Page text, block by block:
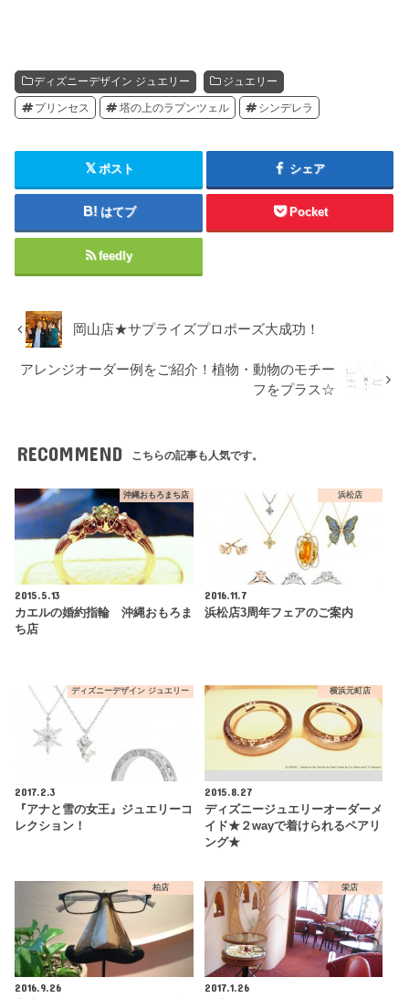
ディズニーデザイン ジュエリー ジュエリー
プリンセス 塔の上のラプンツェル シンデレラ
ポスト シェア
はてブ Pocket
feedly
岡山店★サプライズプロポーズ大成功！
アレンジオーダー例をご紹介！植物・動物のモチー
フをプラス☆
RECOMMEND こちらの記事も人気です。
沖縄おもろまち店
2015.5.13
カエルの婚約指輪 沖縄おもろま
ち店
浜松店
2016.11.7
浜松店3周年フェアのご案内
ディズニーデザイン ジュエリー
2017.2.3
『アナと雪の女王』ジュエリーコ
レクション！
横浜元町店
2015.8.27
ディズニージュエリーオーダーメ
イド★２wayで着けられるペアリ
ング★
柏店
2016.9.26
栄店
2017.1.26